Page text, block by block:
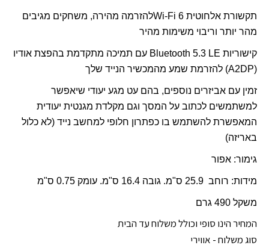
תקשורת אלחוטית 6 Wi-Fiלהזרמה מהירה, משחקים מגיבים
מהר יותר וריבוי משימות מהיר
קישוריות Bluetooth 5.3 LE עם תמיכה מתקדמת בהפצת אודיו
(
A2DP) להזרמת שמע מהמכשיר הנייד שלך
זמין עם אביזרים נוספים, בהם עט מגע יעודי שיאפשר
למשתמשים לכתוב על המסך וגם מקלדת מגנטית יעודית
המאפשרת להשתמש בו כפתרון חלופי למחשב נייד (לא כלול
באריזה)
גימור: אפור
מידות: רוחב 25.9 ס"מ. גובה 16.4 ס"מ. עומק 0.75 ס"מ
משקל 490 גרם
המחיר הינו סופי וכולל משלוח עד הבית
סוג משלוח - אווירי